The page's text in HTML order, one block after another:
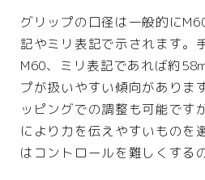
グリップの口径は一般的に
記やミリ表記で示されます。
M60、ミリ表記であれば約
プが扱いやすい傾向がありま
ッピングでの調整も可能です
により力を伝えやすいものを
はコントロールを難しくする